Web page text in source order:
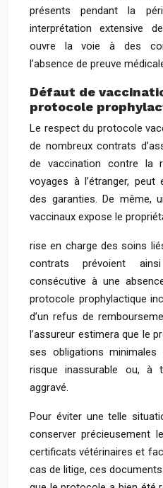
présents pendant la
interprétation extensive
ouvre la voie à des
l’absence de preuve
Défaut de
protocole
Le respect du protocole
de nombreux contrats
de vaccination contre la
voyages à l’étranger, peut
des garanties. De même,
vaccinaux expose le
rise en charge des soins
contrats prévoient
consécutive à une
protocole prophylactique
d’un refus de
l’assureur estimera que le
ses obligations
risque inassurable ou, à
aggravé.
Pour éviter une telle
conserver précieusement
certificats vétérinaires et
cas de litige, ces